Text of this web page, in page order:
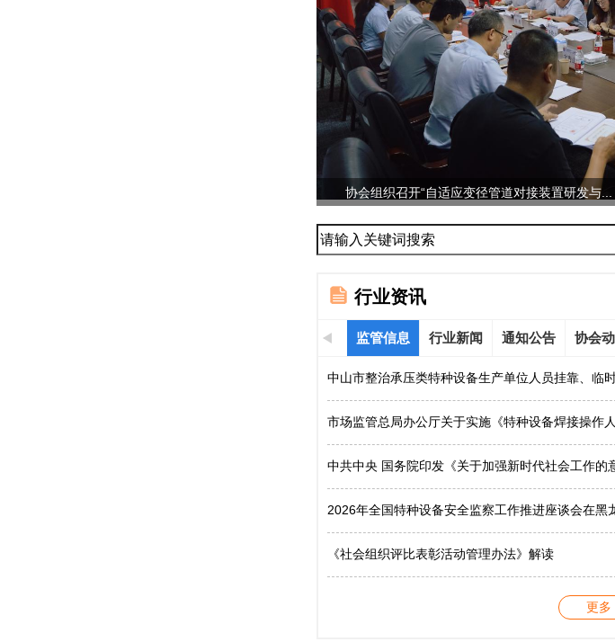
协会组织召开“自适应变径管道对接装置研发与...
行业资讯
监管信息 行业新闻 通知公告 协会
中山市整治承压类特种设备生产单位人员挂靠、临时
市场监管总局办公厅关于实施《特种设备焊接操作人
中共中央 国务院印发《关于加强新时代社会工作的
2026年全国特种设备安全监察工作推进座谈会在黑
《社会组织评比表彰活动管理办法》解读
更多